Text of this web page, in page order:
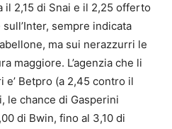
il 2,15 di Snai e il 2,25 offerto
sempre indicata
ma sui nerazzurri le
maggiore. L’agenzia che li
e’ Betpro (a 2,45 contro il
le chance di Gasperini
di Bwin, fino al 3,10 di